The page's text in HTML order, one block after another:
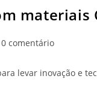
materiais
0 comentário
levar inovação e